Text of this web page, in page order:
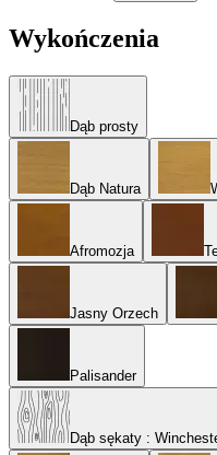
Wykończenia
Dąb prosty
Dąb Natura
Afromozja
Jasny Orzech
Palisander
Dąb sękaty :